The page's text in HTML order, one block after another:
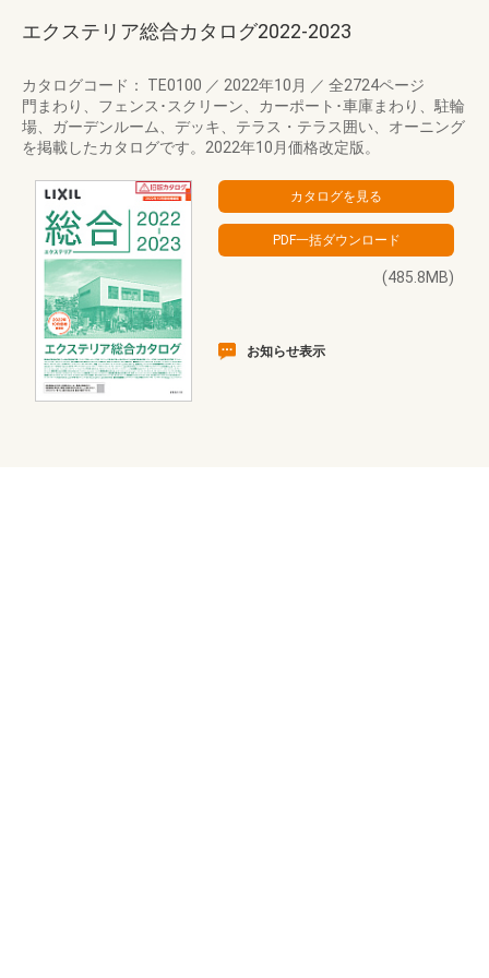
エクステリア総合カタログ2022-2023
カタログコード： TE0100 ／ 2022年10月 ／ 全2724ページ
門まわり、フェンス･スクリーン、カーポート･車庫まわり、駐輪
場、ガーデンルーム、デッキ、テラス・テラス囲い、オーニング
を掲載したカタログです。2022年10月価格改定版。
(485.8MB)
お知らせ表示